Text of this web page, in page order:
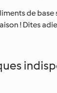
de
! Dites